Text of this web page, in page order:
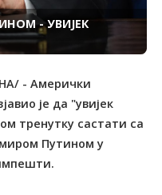
- УВИЈЕК
- Амерички
је да "увијек
тренутку састати са
Путином у